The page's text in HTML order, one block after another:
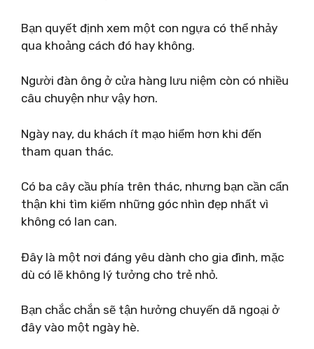
Bạn quyết định xem một con ngựa có thể nhảy
qua khoảng cách đó hay không.
Người đàn ông ở cửa hàng lưu niệm còn có nhiều
câu chuyện như vậy hơn.
Ngày nay, du khách ít mạo hiểm hơn khi đến
tham quan thác.
Có ba cây cầu phía trên thác, nhưng bạn cần cẩn
thận khi tìm kiếm những góc nhìn đẹp nhất vì
không có lan can.
Đây là một nơi đáng yêu dành cho gia đình, mặc
dù có lẽ không lý tưởng cho trẻ nhỏ.
Bạn chắc chắn sẽ tận hưởng chuyến dã ngoại ở
đây vào một ngày hè.